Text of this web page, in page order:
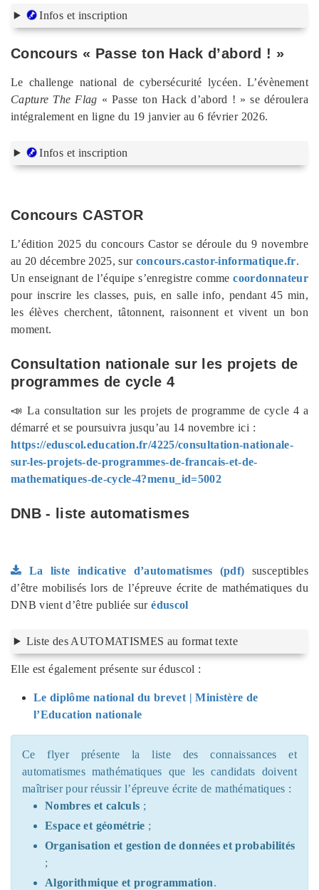
Infos et inscription
Concours « Passe ton Hack d’abord ! »
Le challenge national de cybersécurité lycéen. L’évènement
Capture The Flag « Passe ton Hack d’abord ! » se déroulera
intégralement en ligne du 19 janvier au 6 février 2026.
Infos et inscription
Concours CASTOR
L’édition 2025 du concours Castor se déroule du 9 novembre
au 20 décembre 2025, sur concours.castor-informatique.fr.
Un enseignant de l’équipe s’enregistre commecoordonnateur
pour inscrire les classes, puis, en salle info, pendant 45 min,
les élèves cherchent, tâtonnent, raisonnent et vivent un bon
moment.
Consultation nationale sur les projets de
programmes de cycle 4
📣 La consultation sur les projets de programme de cycle 4 a
démarré et se poursuivra jusqu’au 14 novembre ici :
https://eduscol.education.fr/4225/consultation-nationale-
sur-les-projets-de-programmes-de-francais-et-de-
mathematiques-de-cycle-4?menu_id=5002
DNB - liste automatismes
La liste indicative d’automatismes (pdf) susceptibles
d’être mobilisés lors de l’épreuve écrite de mathématiques du
DNB vient d’être publiée suréduscol
Liste des AUTOMATISMES au format texte
Elle est également présente sur éduscol :
Le diplôme national du brevet | Ministère de
l’Education nationale
Ce flyer présente la liste des connaissances et
automatismes mathématiques que les candidats doivent
maîtriser pour réussir l’épreuve écrite de mathématiques :
Nombres et calculs ;
Espace et géométrie ;
Organisation et gestion de données et probabilités
;
Algorithmique et programmation.